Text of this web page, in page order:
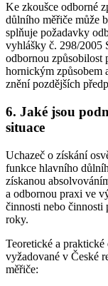
Ke zkoušce odborné
důlního měřiče může
splňuje požadavky
vyhlášky č. 298/2005
odbornou způsobilost
hornickým způsobem
znění pozdějších
6. Jaké jsou
situace
Uchazeč o získání
funkce hlavního
získanou
a odbornou praxi ve
činnosti nebo činnosti
roky.
Teoretické a
vyžadované v České
měřiče: